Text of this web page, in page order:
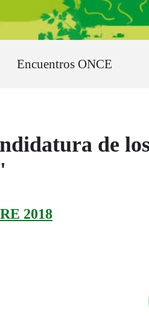
Encuentros ONCE
de
2018